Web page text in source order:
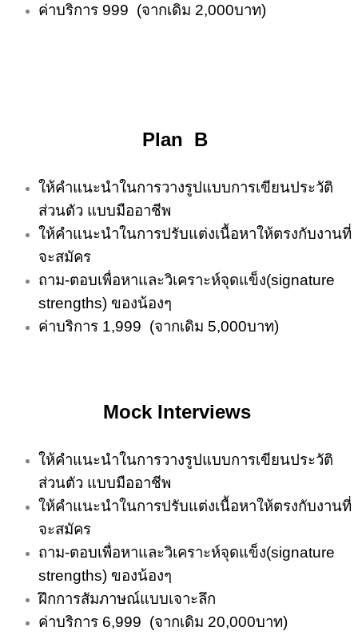
ค่าบริการ 999 (จากเดิม 2,000บาท)
Plan B
ให้คำแนะนำในการวางรูปแบบการเขียนประวัติ
ส่วนตัว แบบมืออาชีพ
ให้คำแนะนำในการปรับแต่งเนื้อหาให้ตรงกับงานที่
จะสมัคร
ถาม-ตอบเพื่อหาและวิเคราะห์จุดแข็ง(signature
strengths) ของน้องๆ
ค่าบริการ 1,999 (จากเดิม 5,000บาท)
Mock Interviews
ให้คำแนะนำในการวางรูปแบบการเขียนประวัติ
ส่วนตัว แบบมืออาชีพ
ให้คำแนะนำในการปรับแต่งเนื้อหาให้ตรงกับงานที่
จะสมัคร
ถาม-ตอบเพื่อหาและวิเคราะห์จุดแข็ง(signature
strengths) ของน้องๆ
ฝึกการสัมภาษณ์แบบเจาะลึก
ค่าบริการ 6,999 (จากเดิม 20,000บาท)